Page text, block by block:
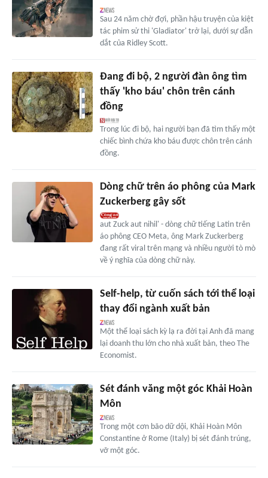
Sau 24 năm chờ đợi, phần hậu truyện của kiệt
tác phim sử thi 'Gladiator' trở lại, dưới sự dẫn
dắt của Ridley Scott.
Đang đi bộ, 2 người đàn ông tìm
thấy 'kho báu' chôn trên cánh
đồng
Trong lúc đi bộ, hai người bạn đã tìm thấy một
chiếc bình chứa kho báu được chôn trên cánh
đồng.
Dòng chữ trên áo phông của Mark
Zuckerberg gây sốt
aut Zuck aut nihil' - dòng chữ tiếng Latin trên
áo phông CEO Meta, ông Mark Zuckerberg
đang rất viral trên mạng và nhiều người tò mò
về ý nghĩa của dòng chữ này.
Self-help, từ cuốn sách tới thể loại
thay đổi ngành xuất bản
Một thể loại sách kỳ lạ ra đời tại Anh đã mang
lại doanh thu lớn cho nhà xuất bản, theo The
Economist.
Sét đánh văng một góc Khải Hoàn
Môn
Trong một cơn bão dữ dội, Khải Hoàn Môn
Constantine ở Rome (Italy) bị sét đánh trúng,
vỡ một góc.